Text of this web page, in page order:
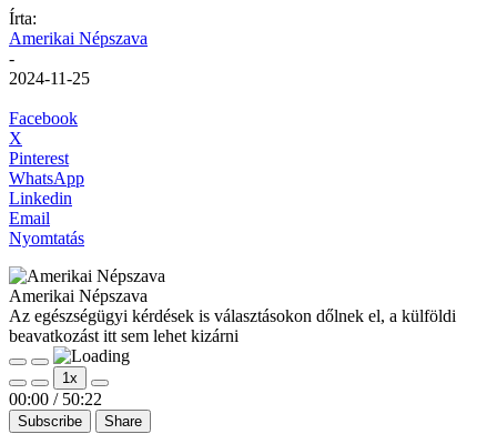
Írta:
Amerikai Népszava
-
2024-11-25
Facebook
X
Pinterest
WhatsApp
Linkedin
Email
Nyomtatás
Amerikai Népszava
Az egészségügyi kérdések is választásokon dőlnek el, a külföldi
beavatkozást itt sem lehet kizárni
Play
Episode
Pause
Episode
1x
00:00 / 50:22
Subscribe Share